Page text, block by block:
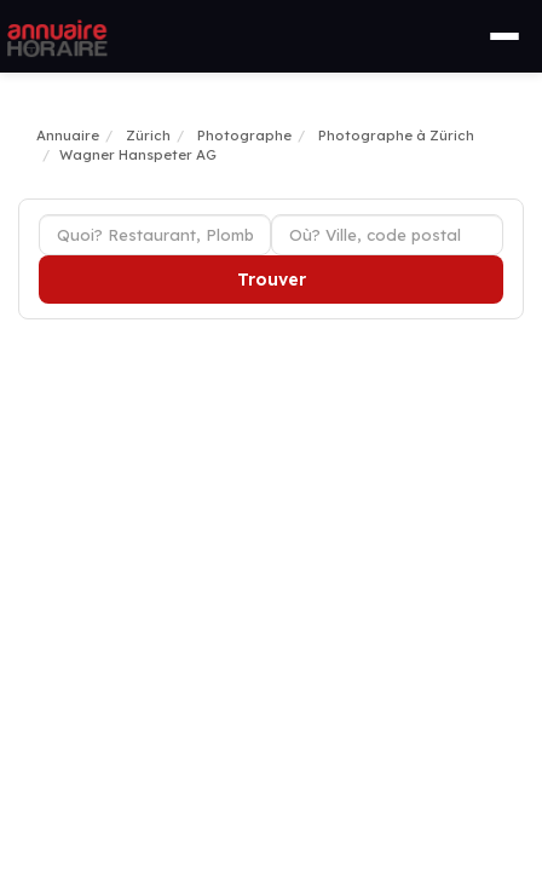
Annuaire Zürich Photographe
Photographe à Zürich
Wagner Hanspeter AG
Trouver